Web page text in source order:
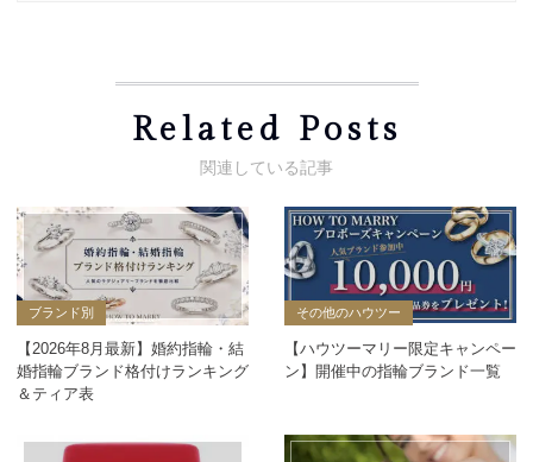
Related Posts
ブランド別
【2026年8月最新】婚約指輪・結
婚指輪ブランド格付けランキング
＆ティア表
その他のハウツー
【ハウツーマリー限定キャンペー
ン】開催中の指輪ブランド一覧